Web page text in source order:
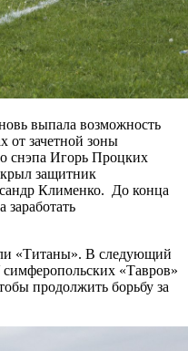
выпала возможность
от зачетной зоны
снэпа Игорь Процких
защитник
Клименко. До конца
заработать
«Титаны». В следующий
«Тавров»
продолжить борьбу за